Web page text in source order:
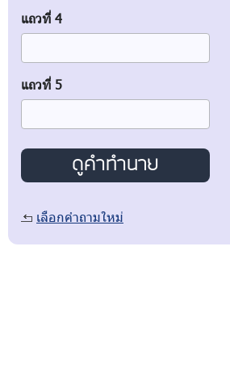
แถวที่ 4
แถวที่ 5
เลือกคำถามใหม่